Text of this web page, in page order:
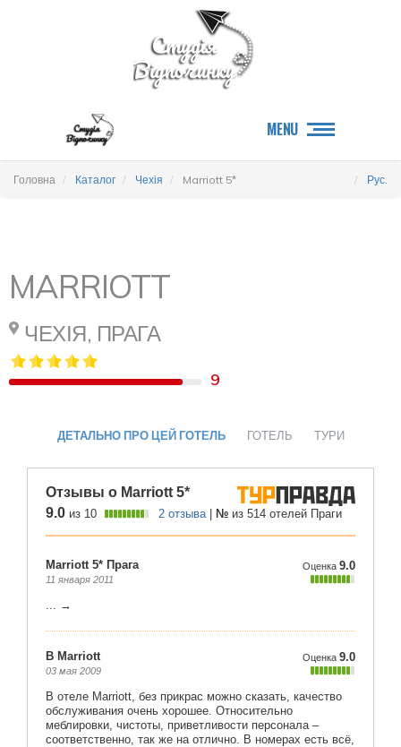
MENU
Головна Каталог Чехія Marriott 5* Рус.
MARRIOTT
ЧЕХІЯ, ПРАГА
9
ДЕТАЛЬНО ПРО ЦЕЙ ГОТЕЛЬ ГОТЕЛЬ ТУРИ